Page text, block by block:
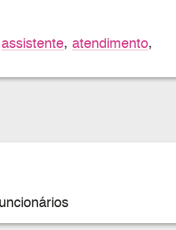
assistente, atendimento,